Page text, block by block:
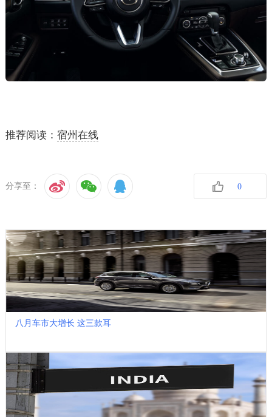
推荐阅读： 宿州在线
分享至： 0
八月车市大增长 这三款耳